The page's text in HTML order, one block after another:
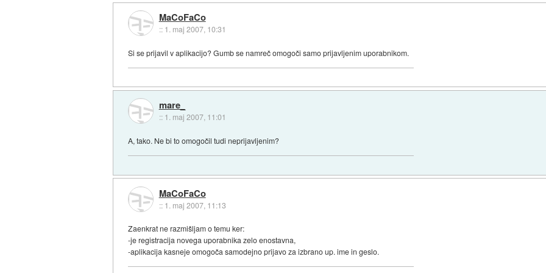
MaCoFaCo
:: 1. maj 2007, 10:31
Si se prijavil v aplikacijo? Gumb se namreč omogoči samo prijavljenim uporabnikom.
mare_
:: 1. maj 2007, 11:01
A, tako. Ne bi to omogočil tudi neprijavljenim?
MaCoFaCo
:: 1. maj 2007, 11:13
Zaenkrat ne razmišljam o temu ker:
-je registracija novega uporabnika zelo enostavna,
-aplikacija kasneje omogoča samodejno prijavo za izbrano up. ime in geslo.